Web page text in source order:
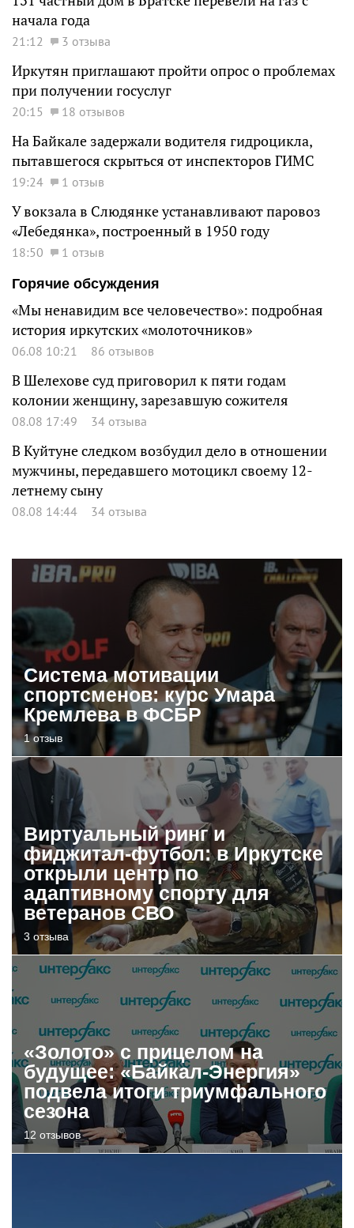
начала года
21:12 3 отзыва
Иркутян приглашают пройти опрос о проблемах
при получении госуслуг
20:15 18 отзывов
На Байкале задержали водителя гидроцикла,
пытавшегося скрыться от инспекторов ГИМС
19:24 1 отзыв
У вокзала в Слюдянке устанавливают паровоз
«Лебедянка», построенный в 1950 году
18:50
1 отзыв
Горячие обсуждения
«Мы ненавидим все человечество»: подробная
история иркутских «молоточников»
06.08 10:21 86 отзывов
В Шелехове суд приговорил к пяти годам
колонии женщину, зарезавшую сожителя
08.08 17:49 34 отзыва
В Куйтуне следком возбудил дело в отношении
мужчины, передавшего мотоцикл своему 12-
летнему сыну
08.08 14:44 34 отзыва
Система мотивации
спортсменов: курс Умара
Кремлева в ФСБР
1 отзыв
Виртуальный ринг и
фиджитал-футбол: в Иркутске
открыли центр по
адаптивному спорту для
ветеранов СВО
3 отзыва
«Золото» с прицелом на
будущее: «Байкал-Энергия»
подвела итоги триумфального
сезона
12 отзывов